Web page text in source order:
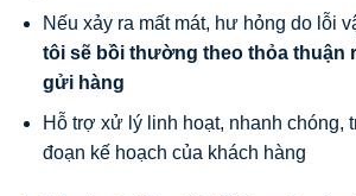
Nếu xảy ra mất mát, hư hỏng do lỗi
tôi sẽ bồi thường theo thỏa thuận
gửi hàng
Hỗ trợ xử lý linh hoạt, nhanh chóng,
đoạn kế hoạch của khách hàng